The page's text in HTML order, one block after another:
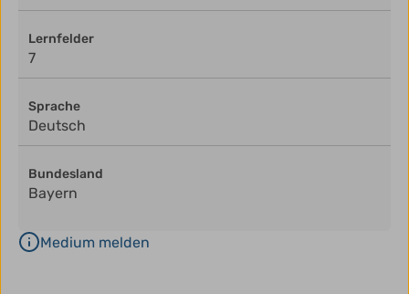
Lernfelder
7
Sprache
Deutsch
Bundesland
Bayern
Medium melden